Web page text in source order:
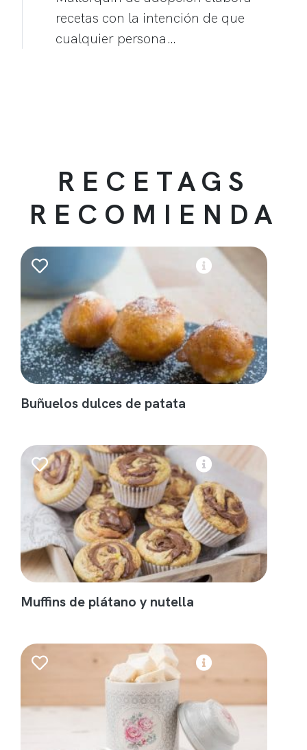
recetas con la intención de que
cualquier persona…
RECETAGS
RECOMIENDA
Buñuelos dulces de patata
Muffins de plátano y nutella